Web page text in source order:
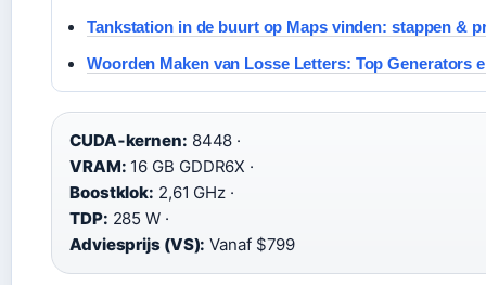
Tankstation in de buurt op Maps vinden: stappen &
Woorden Maken van Losse Letters: Top Generators
CUDA‑kernen: 8448 ·
VRAM: 16 GB GDDR6X ·
Boostklok: 2,61 GHz ·
TDP: 285 W ·
Adviesprijs (VS): Vanaf $799